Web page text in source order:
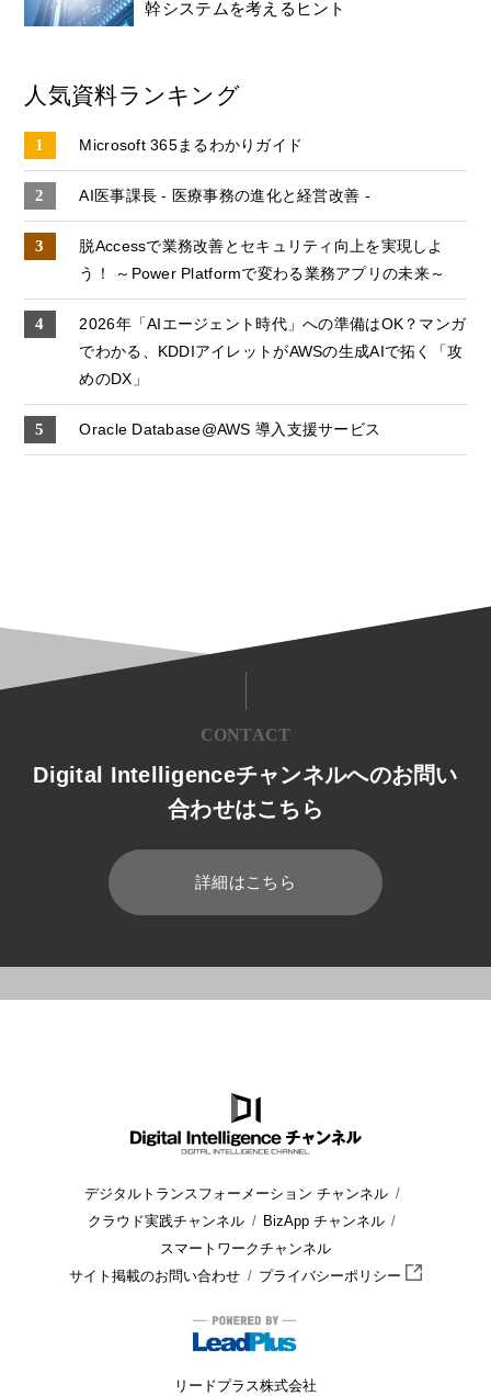
幹システムを考えるヒント
人気資料ランキング
Microsoft 365まるわかりガイド
AI医事課長 - 医療事務の進化と経営改善 -
脱Accessで業務改善とセキュリティ向上を実現しよ
う！ ～Power Platformで変わる業務アプリの未来～
2026年「AIエージェント時代」への準備はOK？マンガ
でわかる、KDDIアイレットがAWSの生成AIで拓く「攻
めのDX」
Oracle Database@AWS 導入支援サービス
CONTACT
Digital Intelligenceチャンネルへのお問い
合わせはこちら
詳細はこちら
デジタルトランスフォーメーション チャンネル
クラウド実践チャンネル
BizApp チャンネル
スマートワークチャンネル
サイト掲載のお問い合わせ
プライバシーポリシー
リードプラス株式会社